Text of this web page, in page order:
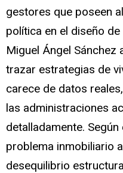
gestores que poseen
política en el diseño
Miguel Ángel Sánchez
trazar estrategias de
carece de datos
las administraciones
detalladamente.
problema inmobiliario
desequilibrio